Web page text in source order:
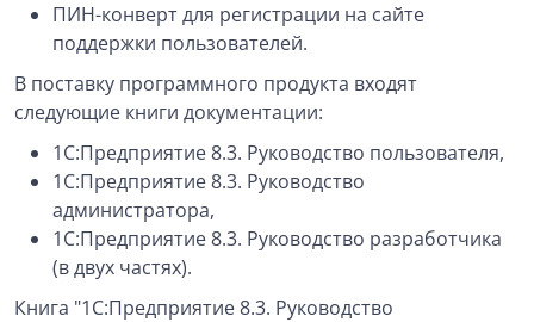
ПИН-конверт для регистрации на сайте
поддержки пользователей.
В поставку программного продукта входят
следующие книги документации:
1С:Предприятие 8.3. Руководство пользователя,
1С:Предприятие 8.3. Руководство
администратора,
1С:Предприятие 8.3. Руководство разработчика
(в двух частях).
Книга "1С:Предприятие 8.3. Руководство